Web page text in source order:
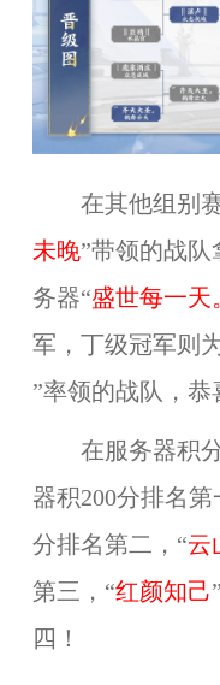
在其他组别
未晚”带领的战队
务器“盛世每一天
军，丁级冠军则
”率领的战队，
在服务器积分
器积200分排名第
分排名第二，“云
第三，“红颜知己
四！